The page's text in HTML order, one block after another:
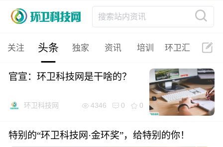
搜索站内资讯
关注 头条 独家 资讯 培训 环卫汇
官宣：环卫科技网是干啥的？
环卫科技网 4346 0 0
特别的“环卫科技网·金环奖”，给特别的你！